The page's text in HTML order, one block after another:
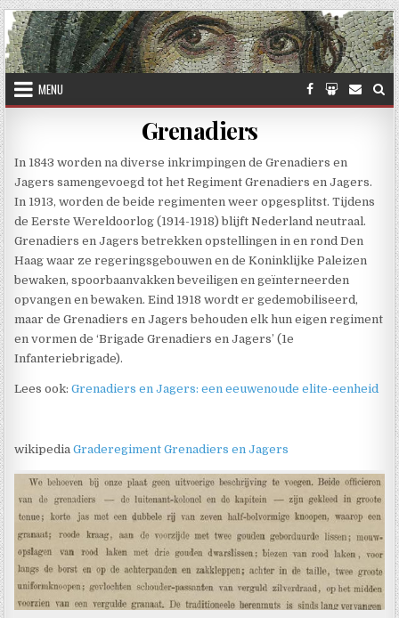
Skip to content
MENU
Grenadiers
In 1843 worden na diverse inkrimpingen de Grenadiers en
Jagers samengevoegd tot het Regiment Grenadiers en Jagers.
In 1913, worden de beide regimenten weer opgesplitst. Tijdens
de Eerste Wereldoorlog (1914-1918) blijft Nederland neutraal.
Grenadiers en Jagers betrekken opstellingen in en rond Den
Haag waar ze regeringsgebouwen en de Koninklijke Paleizen
bewaken, spoorbaanvakken beveiligen en geïnterneerden
opvangen en bewaken. Eind 1918 wordt er gedemobiliseerd,
maar de Grenadiers en Jagers behouden elk hun eigen regiment
en vormen de ‘Brigade Grenadiers en Jagers’ (1e
Infanteriebrigade).
Lees ook:Grenadiers en Jagers: een eeuwenoude elite-eenheid
wikipediaGraderegiment Grenadiers en Jagers